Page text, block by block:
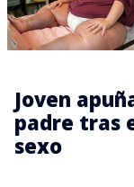
Joven
padre tras
sexo